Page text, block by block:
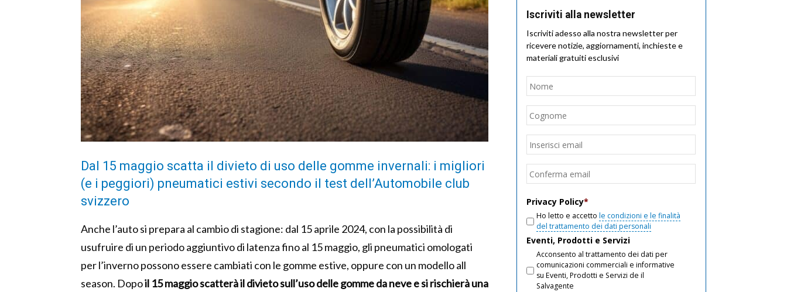
Dal 15 maggio scatta il divieto di uso delle gomme invernali: i migliori
(e i peggiori) pneumatici estivi secondo il test dell’Automobile club
svizzero
Anche l’auto si prepara al cambio di stagione: dal 15 aprile 2024, con la possibilità di
usufruire di un periodo aggiuntivo di latenza fino al 15 maggio, gli pneumatici omologati
per l’inverno possono essere cambiati con le gomme estive, oppure con un modello all
season. Dopoil 15 maggio scatterà il divieto sull’uso delle gomme da neve e si rischierà una
Iscriviti alla newsletter
Iscriviti adesso alla nostra newsletter per
ricevere notizie, aggiornamenti, inchieste e
materiali gratuiti esclusivi
Nome
Email
Privacy Policy*
Ho letto e accetto le condizioni e le finalità
del trattamento dei dati personali
Eventi, Prodotti e Servizi
Acconsento al trattamento dei dati per
comunicazioni commerciali e informative
su Eventi, Prodotti e Servizi de il
Salvagente